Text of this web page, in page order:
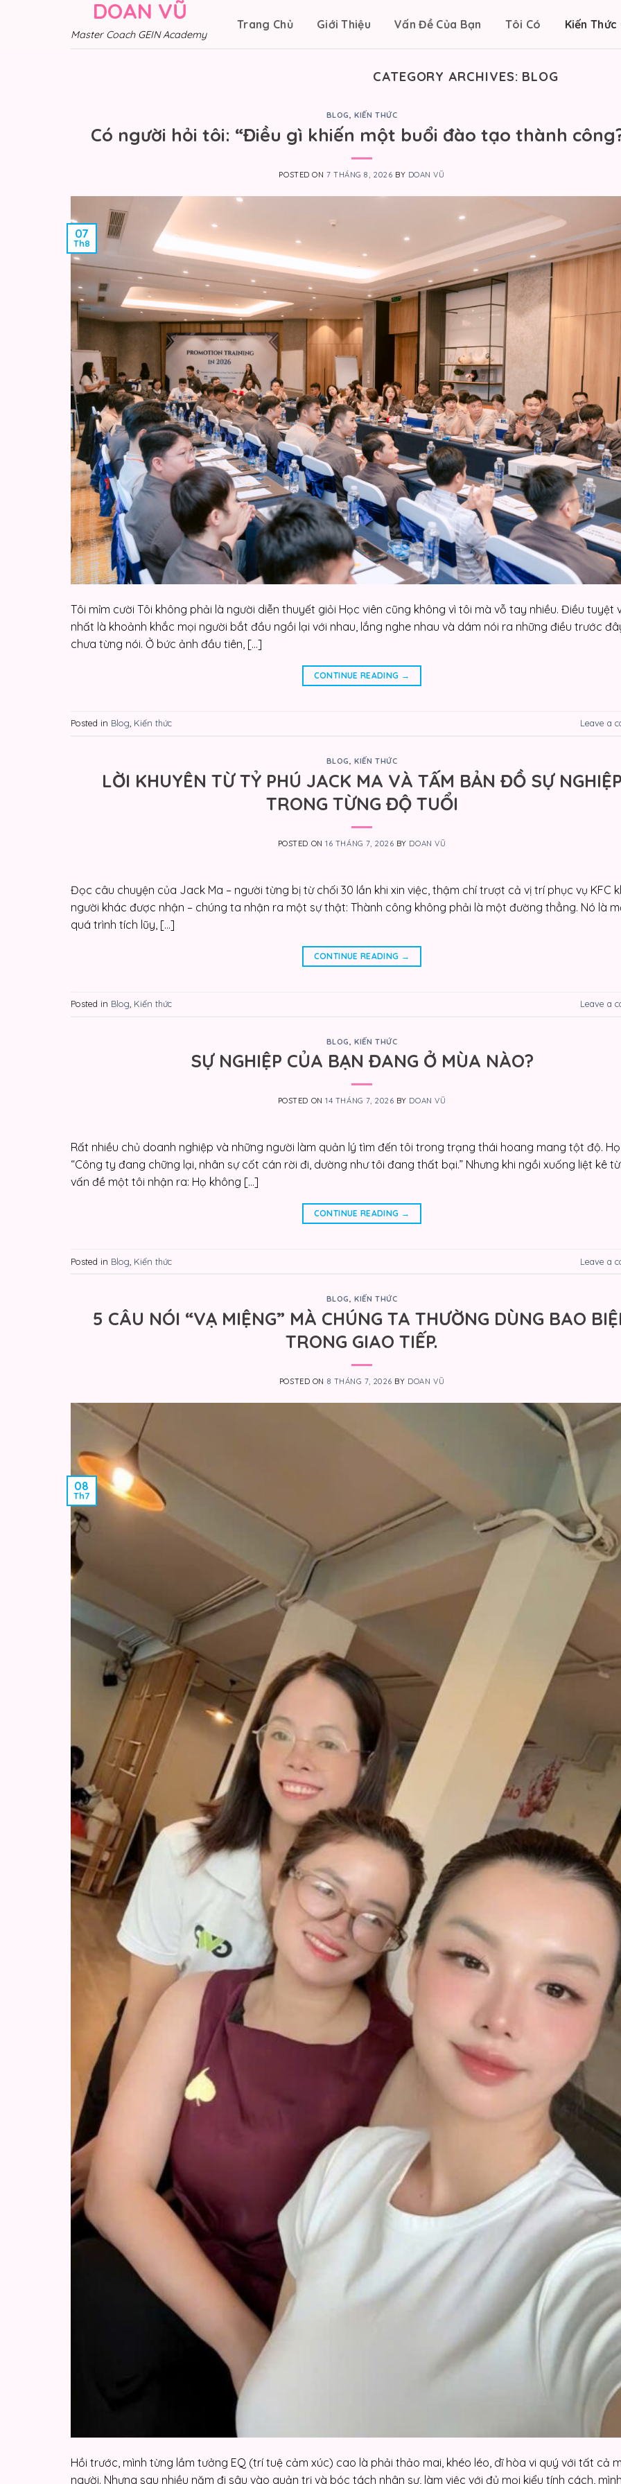
DOAN VŨ
Master Coach GEIN Academy
Trang Chủ Giới Thiệu Vấn Đề Của Bạn Tôi Có Kiến Thức
CATEGORY ARCHIVES: BLOG
BLOG,KIẾN THỨC
Có người hỏi tôi: “Điều gì khiến một buổi đào tạo thành
POSTED ON7 THÁNG 8, 2026 BY DOAN VŨ
07
Th8
Tôi mỉm cười Tôi không phải là người diễn thuyết giỏi Học viên cũng không vì tôi mà vỗ tay nhiều. Điều tuyệt
nhất là khoảnh khắc mọi người bắt đầu ngồi lại với nhau, lắng nghe nhau và dám nói ra những điều trước
chưa từng nói. Ở bức ảnh đầu tiên, […]
CONTINUE READING →
Posted in Blog, Kiến thức Leave a
BLOG,KIẾN THỨC
LỜI KHUYÊN TỪ TỶ PHÚ JACK MA VÀ TẤM BẢN ĐỒ SỰ NGHIỆP
TRONG TỪNG ĐỘ TUỔI
POSTED ON16 THÁNG 7, 2026 BY DOAN VŨ
Đọc câu chuyện của Jack Ma – người từng bị từ chối 30 lần khi xin việc, thậm chí trượt cả vị trí phục vụ KFC
người khác được nhận – chúng ta nhận ra một sự thật: Thành công không phải là một đường thẳng. Nó là
quá trình tích lũy, […]
CONTINUE READING →
Posted in Blog Kiến thức Leave a
BLOG ,KIẾN THỨC
SỰ NGHIỆP CỦA BẠN ĐANG Ở MÙA NÀO?
POSTED ON14 THÁNG 7, 2026 BY DOAN VŨ
Rất nhiều chủ doanh nghiệp và những người làm quản lý tìm đến tôi trong trạng thái hoang mang tột độ. Họ
“Công ty đang chững lại, nhân sự cốt cán rời đi, dường như tôi đang thất bại.” Nhưng khi ngồi xuống liệt kê
vấn đề một tôi nhận ra: Họ không […]
CONTINUE READING →
Posted in Blog Kiến thức Leave a
BLOG,KIẾN THỨC
5 CÂU NÓI “VẠ MIỆNG” MÀ CHÚNG TA THƯỜNG DÙNG BAO
TRONG GIAO TIẾP.
POSTED ON 8 THÁNG 7, 2026 BY DOAN VŨ
08
Th7
Hồi trước, mình từng lầm tưởng EQ (trí tuệ cảm xúc) cao là phải thảo mai, khéo léo, dĩ hòa vi quý với tất cả
người. Nhưng sau nhiều năm đi sâu vào quản trị và bóc tách nhân sự, làm việc với đủ mọi kiểu tính cách,